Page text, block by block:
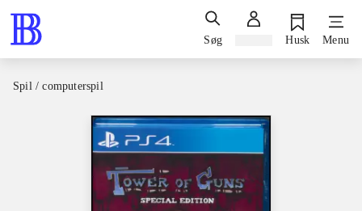
Søg Husk Menu
Spil / computerspil